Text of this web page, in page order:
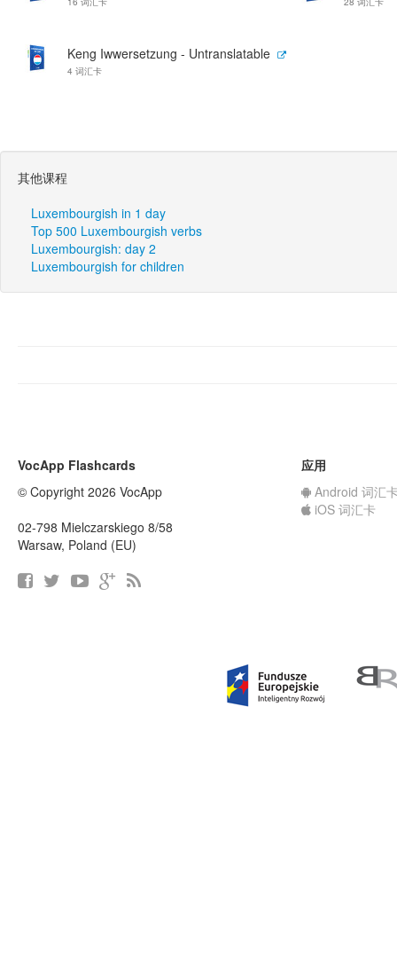
Keng Iwwersetzung - Untranslatable
4 词汇卡
其他课程
Luxembourgish in 1 day
Top 500 Luxembourgish verbs
Luxembourgish: day 2
Luxembourgish for children
VocApp Flashcards
© Copyright 2026 VocApp
02-798 Mielczarskiego 8/58
Warsaw, Poland (EU)
应用
Android 词汇
iOS 词汇卡